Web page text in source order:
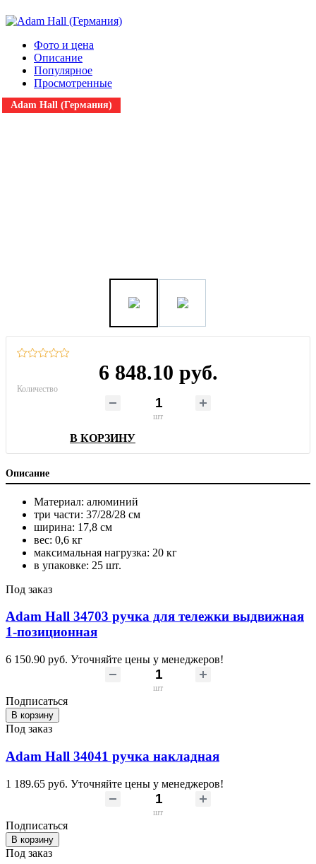
Фото и цена
Описание
Популярное
Просмотренные
Adam Hall (Германия)
6 848.10 руб.
Количество
шт
В КОРЗИНУ
Описание
Материал: алюминий
три части: 37/28/28 см
ширина: 17,8 см
вес: 0,6 кг
максимальная нагрузка: 20 кг
в упаковке: 25 шт.
Под заказ
Adam Hall 34703 ручка для тележки выдвижная
1-позиционная
6 150.90 руб. Уточняйте цены у менеджеров!
шт
Подписаться
В корзину
Под заказ
Adam Hall 34041 ручка накладная
1 189.65 руб. Уточняйте цены у менеджеров!
шт
Подписаться
В корзину
Под заказ